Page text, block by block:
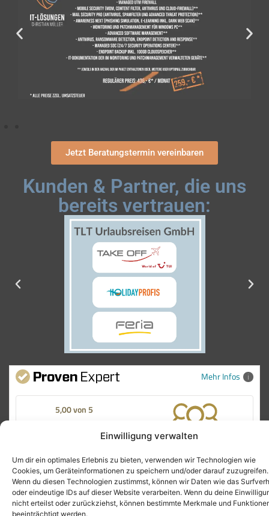
Einwilligung verwalten
Jetzt Beratungstermin vereinbaren
Kunden & Partner, die uns
bereits vertrauen:
Mehr Infos
5,00 von 5
4 Bewertungen 100%
Empfehlungen